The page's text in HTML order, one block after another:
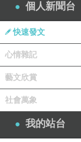
個人新聞台
快速發文
心情雜記
藝文欣賞
社會萬象
我的站台